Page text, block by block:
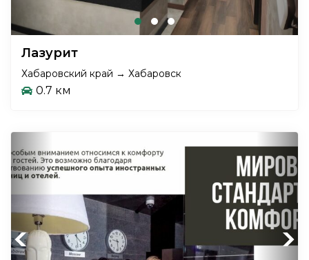
Лазурит
Хабаровский край → Хабаровск
0.7 км
Previous Next